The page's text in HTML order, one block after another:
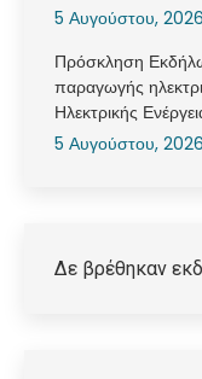
5 Αυγούστου, 2026
Πρόσκληση
παραγωγής
Ηλεκτρικής
5 Αυγούστου, 2026
Δε βρέθηκαν